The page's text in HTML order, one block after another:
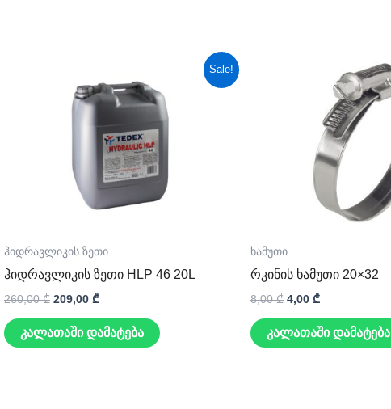
Sale!
ჰიდრავლიკის ზეთი
ჰიდრავლიკის ზეთი HLP 46 20L
260,00₾
was:
260,00 ₾.
209,00 ₾
is:
209,00 ₾.
კალათაში დამატება
ხამუთი
რკინის ხამუთი 20×32
8,00₾ 4,00 ₾
price
4,00 ₾.
კალათაში დამატება